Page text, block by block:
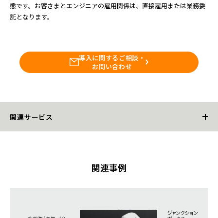
関連サービス
態です。お客さまとエンジニアの雇用関係は、直接雇用または業務委
託となります。
導入に関するご相談・
お問い合わせ
関連事例